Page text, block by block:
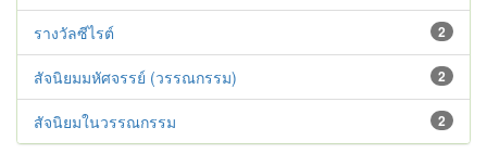
2
รางวัลซีไรต์
2
สัจนิยมมหัศจรรย์ (วรรณกรรม)
2
สัจนิยมในวรรณกรรม